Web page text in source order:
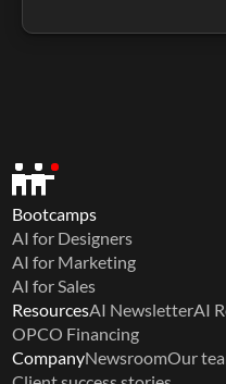
Bootcamps
AI for Designers
AI for Marketing
AI for Sales
ResourcesAI NewsletterAI
OPCO Financing
CompanyNewsroomOur